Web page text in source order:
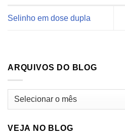
Selinho em dose dupla
ARQUIVOS DO BLOG
Arquivos
VEJA NO BLOG